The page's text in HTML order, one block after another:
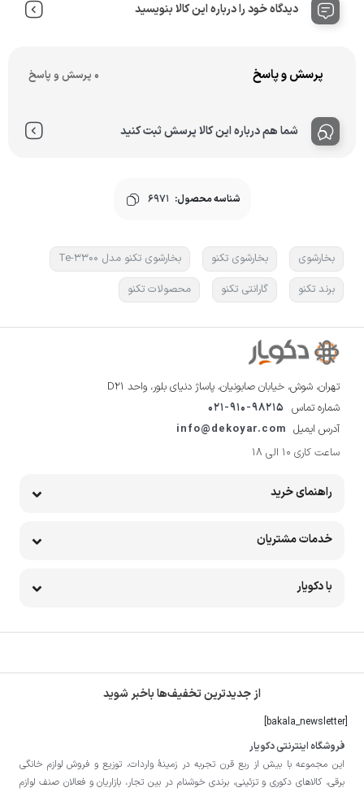
دیدگاه خود را درباره این کالا بنویسید
پرسش و پاسخ 0 پرسش و پاسخ
شما هم درباره این کالا پرسش ثبت کنید
شناسه محصول: 6971
بخارشوی بخارشوی تکنو
بخارشوی تکنو مدل Te-3300
برند تکنو
گارانتی تکنو محصولات تکنو
تهران، شوش، خیابان صابونیان، پاساژ دنیای بلور، واحد D21
شماره تماس 021-910-98215
آدرس ایمیل info@dekoyar.com
ساعت کاری 10 الی 18
راهنمای خرید
خدمات مشتریان
با دکویار
از جدیدترین تخفیف‌ها باخبر شوید
[bakala_newsletter]
فروشگاه اینترنتی دکویار
این مجموعه با بيش از ربع قرن تجربه در زمينۀ واردات، توزيع و فروش لوازم خانگی
برقی، کالاهای دکوری و تزئینی، برندی خوشنام در بين تجار، بازاريان و فعالان صنف لوازم